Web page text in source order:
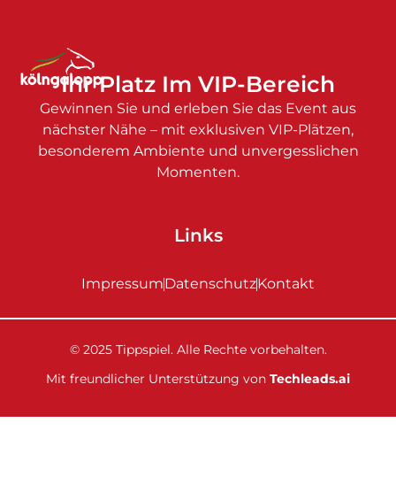
Ihr Platz Im VIP-Bereich
Gewinnen Sie und erleben Sie das Event aus
nächster Nähe – mit exklusiven VIP-Plätzen,
besonderem Ambiente und unvergesslichen
Momenten.
Links
ImpressumDatenschutzKontakt
© 2025 Tippspiel. Alle Rechte vorbehalten.
Mit freundlicher Unterstützung von Techleads.ai